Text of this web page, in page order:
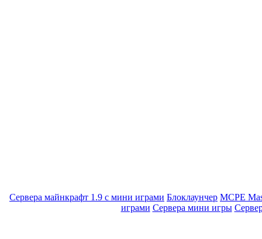
Сервера майнкрафт 1.9 с мини играми Блоклаунчер MCPE
играми Сервера мини игры